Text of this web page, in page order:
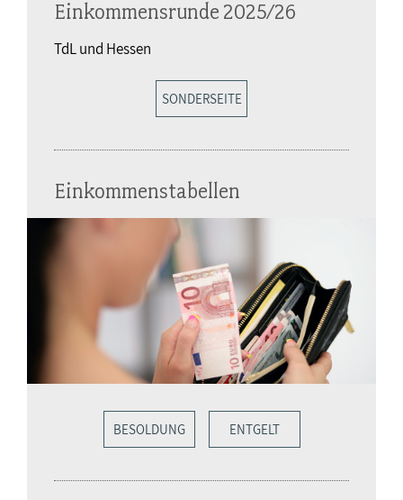
Einkommensrunde 2025/26
TdL und Hessen
SONDERSEITE
Einkommenstabellen
BESOLDUNG ENTGELT